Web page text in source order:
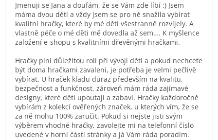
Jmenuji se Jana a doufám, že se Vám zde líbí :) Jsem
máma dvou dětí a vždy jsem se pro ně snažila vybírat
kvalitní hračky, které by mé děti všestranně rozvíjely. A
vlastně péče o mé děti mě dovedla až sem…. K myšlence
založení e-shopu s kvalitními dřevěnými hračkami.
Hračky plní důležitou roli při vývoji dětí a pokud nechcete
být doma hračkami zavaleni, je potřeba je velmi pečlivě
vybírat. U hraček kladu důraz především na kvalitu,
bezpečnost a funkčnost, zároveň mám ráda zajímavé
designy, které děti upoutají a zabaví. Hračky každoročně
vybírám z kolekcí ověřených značek, u kterých vím, že se
za ně mohu 100% zaručit. Pokud si nejste jisti svým
výběrem vhodné hračky, zavolejte mi na telefonní číslo
uvedené v horní části stránky a já Vám ráda poradím.